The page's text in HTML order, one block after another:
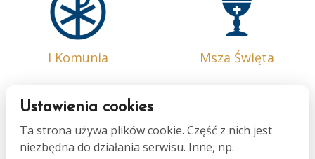
I Komunia Msza Święta
Ustawienia cookies
Ta strona używa plików cookie. Część z nich jest
niezbędna do działania serwisu. Inne, np.